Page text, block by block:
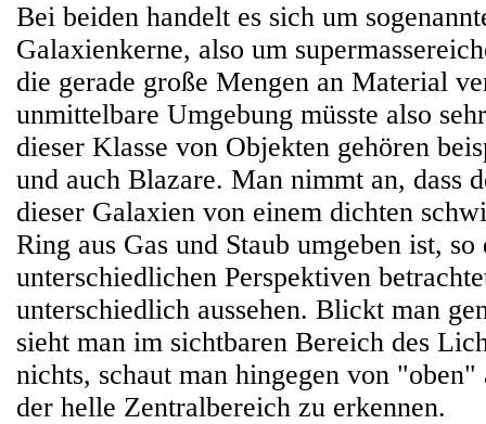
Bei beiden handelt es sich um
Galaxienkerne, also um
die gerade große Mengen an Material
unmittelbare Umgebung müsste also
dieser Klasse von Objekten gehören
und auch Blazare. Man nimmt an, dass
dieser Galaxien von einem dichten
Ring aus Gas und Staub umgeben ist, so
unterschiedlichen Perspektiven
unterschiedlich aussehen. Blickt man
sieht man im sichtbaren Bereich des
nichts, schaut man hingegen von "oben"
der helle Zentralbereich zu erkennen.